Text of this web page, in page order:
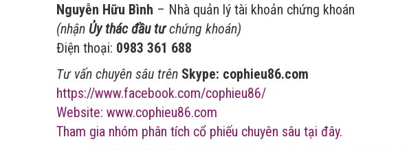
Nguyễn Hữu Bình – Nhà quản lý tài khoản chứng khoán
(nhận Ủy thác đầu tưchứng khoán)
Điện thoại: 0983 361 688
Tư vấn chuyên sâu trên Skype: cophieu86.com
https://www.facebook.com/cophieu86/
Website: www.cophieu86.com
Tham gia nhóm phân tích cổ phiếu chuyên sâu tại đây.